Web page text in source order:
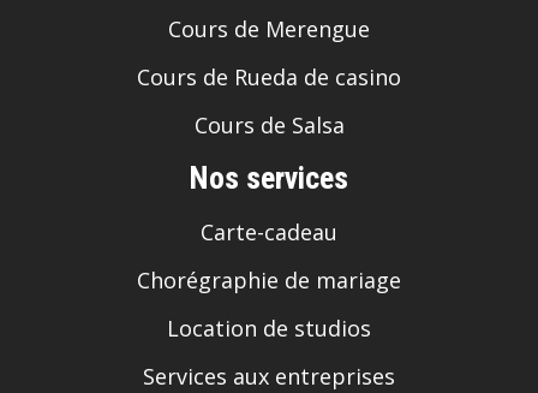
Cours de Merengue
Cours de Rueda de casino
Cours de Salsa
Nos services
Carte-cadeau
Chorégraphie de mariage
Location de studios
Services aux entreprises